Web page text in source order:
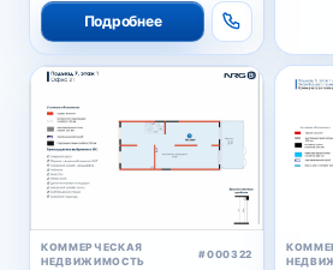
Подробнее
КОММЕРЧЕСКАЯ
НЕДВИЖИМОСТЬ
#000322